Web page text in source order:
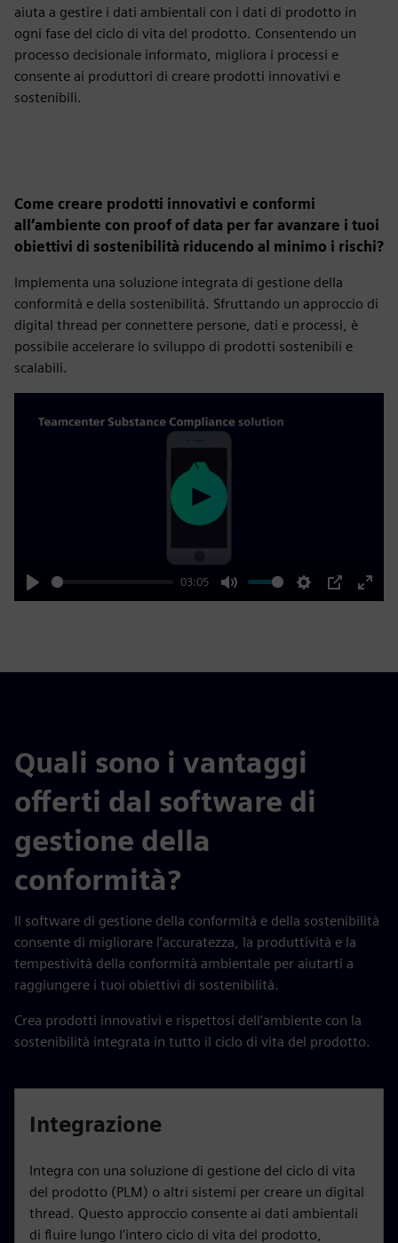
aiuta a gestire i dati ambientali con i dati di prodotto in
ogni fase del ciclo di vita del prodotto. Consentendo un
processo decisionale informato, migliora i processi e
consente ai produttori di creare prodotti innovativi e
sostenibili.
Come creare prodotti innovativi e conformi
all’ambiente con proof of data per far avanzare i tuoi
obiettivi di sostenibilità riducendo al minimo i rischi?
Implementa una soluzione integrata di gestione della
conformità e della sostenibilità. Sfruttando un approccio di
digital thread per connettere persone, dati e processi, è
possibile accelerare lo sviluppo di prodotti sostenibili e
scalabili.
Play
03:05
Mute Settings
PIP
Enter
Play
Quali sono i vantaggi
offerti dal software di
gestione della
conformità?
Il software di gestione della conformità e della sostenibilità
consente di migliorare l’accuratezza, la produttività e la
tempestività della conformità ambientale per aiutarti a
raggiungere i tuoi obiettivi di sostenibilità.
Crea prodotti innovativi e rispettosi dell’ambiente con la
sostenibilità integrata in tutto il ciclo di vita del prodotto.
Integrazione
Integra con una soluzione di gestione del ciclo di vita
del prodotto (PLM) o altri sistemi per creare un digital
thread. Questo approccio consente ai dati ambientali
di fluire lungo l’intero ciclo di vita del prodotto,